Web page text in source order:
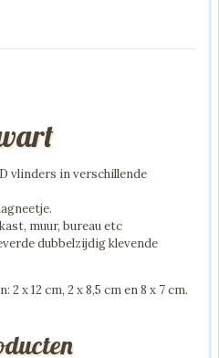
vlinders in verschillende
muur, bureau etc
dubbelzijdig klevende
x 12 cm, 2 x 8,5 cm en 8 x 7 cm.